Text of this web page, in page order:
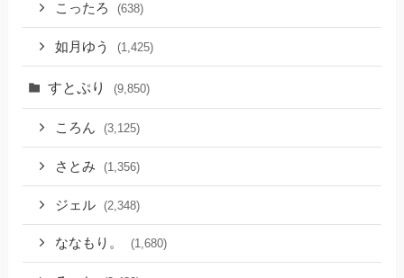
こったろ (638)
如月ゆう (1,425)
すとぷり (9,850)
ころん (3,125)
さとみ (1,356)
ジェル (2,348)
ななもり。 (1,680)